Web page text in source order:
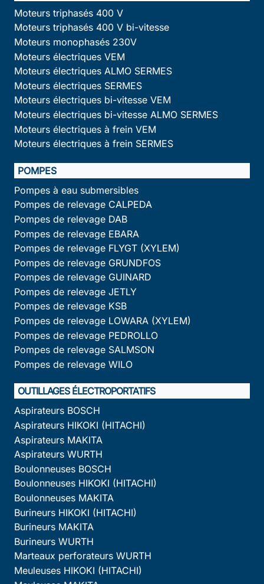
Moteurs triphasés 400 V
Moteurs triphasés 400 V bi-vitesse
Moteurs monophasés 230V
Moteurs électriques VEM
Moteurs électriques ALMO SERMES
Moteurs électriques SERMES
Moteurs électriques bi-vitesse VEM
Moteurs électriques bi-vitesse ALMO SERMES
Moteurs électriques à frein VEM
Moteurs électriques à frein SERMES
POMPES
Pompes à eau submersibles
Pompes de relevage CALPEDA
Pompes de relevage DAB
Pompes de relevage EBARA
Pompes de relevage FLYGT (XYLEM)
Pompes de relevage GRUNDFOS
Pompes de relevage GUINARD
Pompes de relevage JETLY
Pompes de relevage KSB
Pompes de relevage LOWARA (XYLEM)
Pompes de relevage PEDROLLO
Pompes de relevage SALMSON
Pompes de relevage WILO
OUTILLAGES ÉLECTROPORTATIFS
Aspirateurs BOSCH
Aspirateurs HIKOKI (HITACHI)
Aspirateurs MAKITA
Aspirateurs WURTH
Boulonneuses BOSCH
Boulonneuses HIKOKI (HITACHI)
Boulonneuses MAKITA
Burineurs HIKOKI (HITACHI)
Burineurs MAKITA
Burineurs WURTH
Marteaux perforateurs WURTH
Meuleuses HIKOKI (HITACHI)